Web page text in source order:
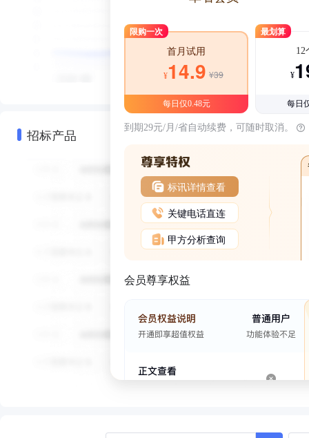
招标产品
限购一次
首月试用
¥14.9 ¥39
每日仅0.48元
最划算
12
¥
每日
到期29元/月/省自动续费，可随时取消。
标讯详情查看
关键电话直连
甲方分析查询
会员尊享权益